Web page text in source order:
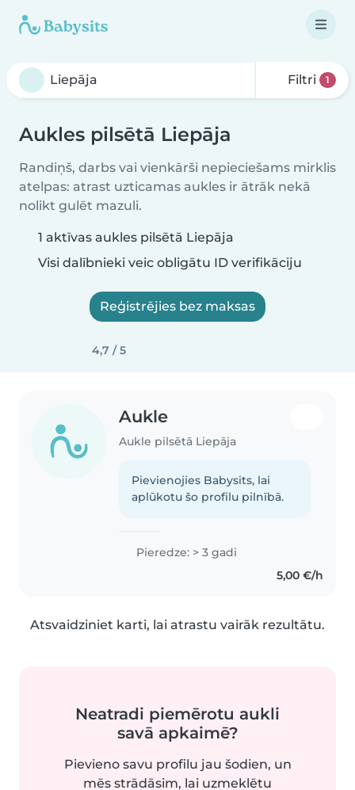
Filtri 1
Aukles pilsētā Liepāja
Randiņš, darbs vai vienkārši nepieciešams mirklis
atelpas: atrast uzticamas aukles ir ātrāk nekā
nolikt gulēt mazuli.
1 aktīvas aukles pilsētā Liepāja
Visi dalībnieki veic obligātu ID verifikāciju
Reģistrējies bez maksas
4,7 / 5
Aukle
Aukle pilsētā Liepāja
Pievienojies Babysits, lai
aplūkotu šo profilu pilnībā.
Pieredze: > 3 gadi
5,00 €/h
Atsvaidziniet karti, lai atrastu vairāk rezultātu.
Neatradi piemērotu aukli
savā apkaimē?
Pievieno savu profilu jau šodien, un
mēs strādāsim, lai uzmeklētu